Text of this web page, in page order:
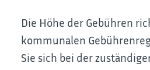
Die Höhe der Gebühren
kommunalen
Sie sich bei der